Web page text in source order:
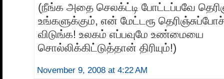
(நீங்க அதை செலக்ட்டி போட்டப்பவே
உங்களுக்கும், என் மேட்டரூ
விடுங்க! உலகம் எப்பவுமே உண்மையை
சொல்லிக்கிட்டுத்தான் திரியும்!)
November 9, 2008 at 4:22 AM